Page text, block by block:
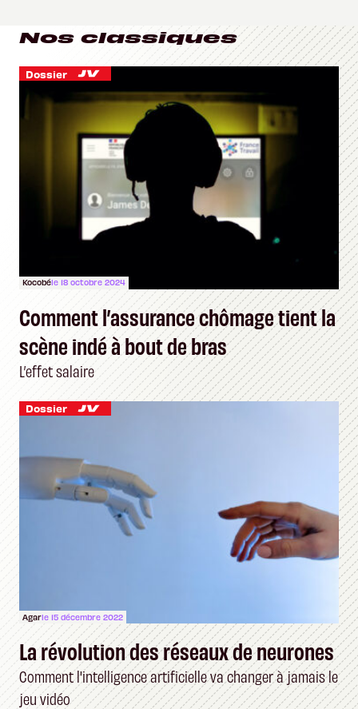
Nos classiques
Dossier
Kocobéle 18 octobre 2024
Comment l’assurance chômage tient la
scène indé à bout de bras
L’effet salaire
Dossier
Agarle 15 décembre 2022
La révolution des réseaux de neurones
Comment l'intelligence artificielle va changer à jamais le
jeu vidéo